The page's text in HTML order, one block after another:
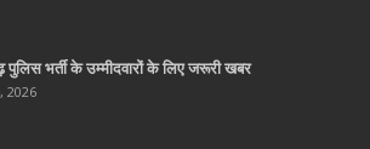
पुलिस भर्ती के उम्मीदवारों के लिए जरूरी खबर
2026